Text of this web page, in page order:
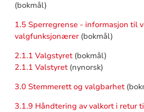
(bokmål)
1.5 Sperregrense - informasjon til
valgfunksjonærer(bokmål)
2.1.1 Valgstyret(bokmål)
2.1.1 Valstyret(nynorsk)
3.0 Stemmerett og valgbarhet
3.1.9 Håndtering av valkort i retur